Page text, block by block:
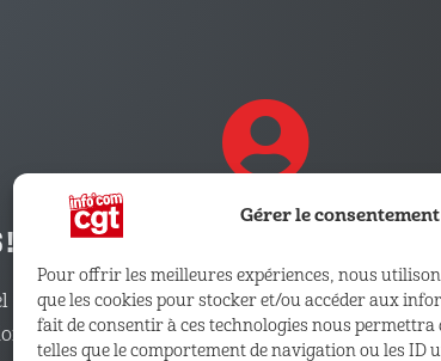
Gérer le consentement
Pour offrir les meilleures expériences, nous
que les cookies pour stocker et/ou accéder aux
fait de consentir à ces technologies nous permettra
telles que le comportement de navigation ou les ID
!
Retrouvez les outils, infos et
services qui vous sont